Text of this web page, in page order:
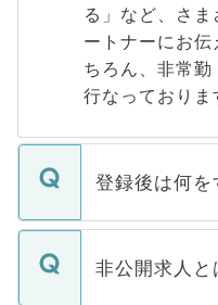
る」など、さ
ートナーにお
ちろん、非常
行なっておりま
登録後は何
ご登録いただ
登録内容を確
非公開求人と